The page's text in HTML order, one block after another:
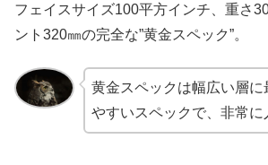
フェイスサイズ100平方インチ、重さ
ント320㎜の完全な”黄金スペック”。
黄金スペックは幅広い層に
やすいスペックで、非常に